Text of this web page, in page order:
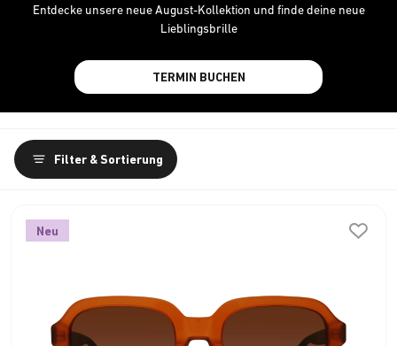
Entdecke unsere neue August-Kollektion und finde deine neue
Lieblingsbrille
TERMIN BUCHEN
Filter & Sortierung
Neu